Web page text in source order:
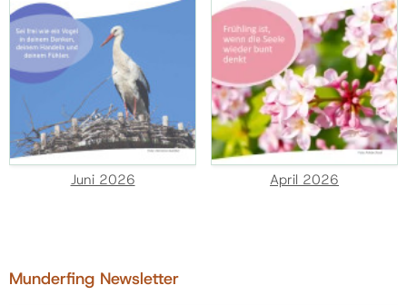
Juni 2026 April 2026
Munderfing Newsletter